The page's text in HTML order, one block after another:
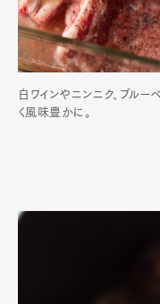
白ワインやニンニク、ブルー
く風味豊かに。